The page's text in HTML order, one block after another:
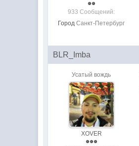
933 Сообщений:
Город Санкт-Петербург
BLR_Imba
Усатый вождь
XOVER